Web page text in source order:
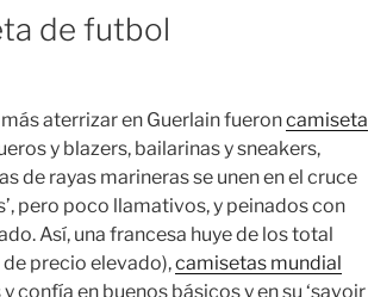
de futbol
aterrizar en Guerlain fueroncamiseta
y blazers, bailarinas y sneakers,
de rayas marineras se unen en el cruce
pero poco llamativos, y peinados con
Así, una francesa huye de los total
precio elevado),camisetas mundial
confía en buenos básicos y en su ‘savoir